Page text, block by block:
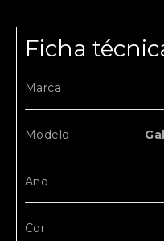
Ficha
Marca
Modelo
Ano
Cor